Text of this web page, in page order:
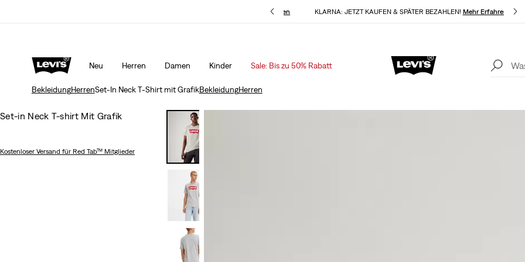
Mehr Erfahren KLARNA: JETZT KAUFEN & SPÄTER BEZAHLEN! Mehr Erfahren
Neu Herren Damen Kinder Sale: Bis zu 50% Rabatt
Aktualisierte Versand- und Rückgabebedingungen Mehr Erfahren
BekleidungHerrenSet-In Neck T-Shirt mit GrafikBekleidungHerren
Set-in Neck T-shirt Mit Grafik
Kostenloser Versand für Red Tab™ Mitglieder